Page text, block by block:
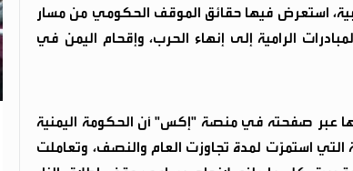
استعرض فيها حقائق الموقف الحكومي من مسار
الرامية إلى إنهاء الحرب، وإقحام اليمن في
عبر صفحته في منصة "إكس" أن الحكومة اليمنية
استمرّت لمدة تجاوزت العام والنصف، وتعاملت